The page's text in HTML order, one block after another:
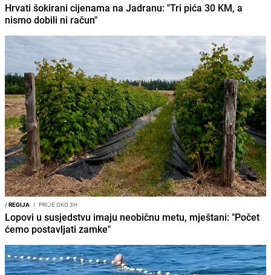
Hrvati šokirani cijenama na Jadranu: "Tri pića 30 KM, a
nismo dobili ni račun"
/REGIJA I PRIJE OKO 3H
Lopovi u susjedstvu imaju neobičnu metu, mještani: "Počet
ćemo postavljati zamke"